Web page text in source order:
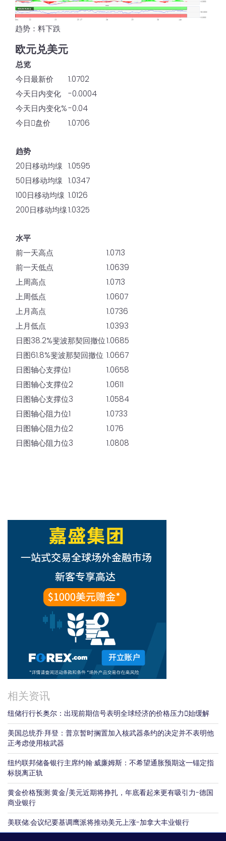
趋势：料下跌
欧元兑美元
总览
今日最新价
1.0702
今天日内变化
-0.0004
今天日内变化%-0.04
今日𫔭盘价
1.0706
趋势
20日移动均缐 1.0595
50日移动均缐 1.0347
100日移动均缐 1.0126
200日移动均缐1.0325
水平
前一天高点
1.0713
前一天低点
1.0639
上周高点
1.0713
上周低点
1.0607
上月高点
1.0736
上月低点
1.0393
日图38.2%斐波那契回撤位1.0685
日图61.8%斐波那契回撤位 1.0667
日图轴心支撑位1
1.0658
日图轴心支撑位2
1.0611
日图轴心支撑位3
1.0584
日图轴心阻力位1
1.0733
日图轴心阻力位2
1.076
日图轴心阻力位3
1.0808
相关资讯
纽储行行长奥尔：出现前期信号表明全球经济的价格压力𫔭始缓解
美国总统乔·拜登：普京暂时搁置加入核武器条约的决定并不表明他
正考虑使用核武器
纽约联邦储备银行主席约翰·威廉姆斯：不希望通胀预期这一锚定指
标脱离正轨
黄金价格预测:黄金/美元近期将挣扎，年底看起来更有吸引力-德国
商业银行
美联储:会议纪要基调鹰派将推动美元上涨-加拿大丰业银行